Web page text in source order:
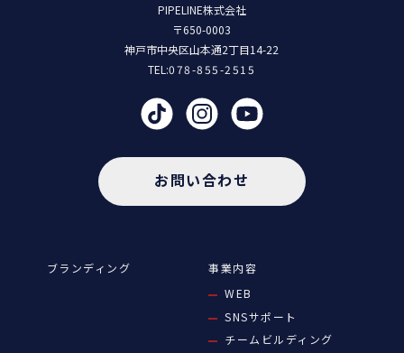
PIPELINE株式会社
〒650-0003
神戸市中央区山本通2丁目14-22
TEL:078-855-2515
お問い合わせ
ブランディング
事業内容
WEB
SNSサポート
チームビルディング